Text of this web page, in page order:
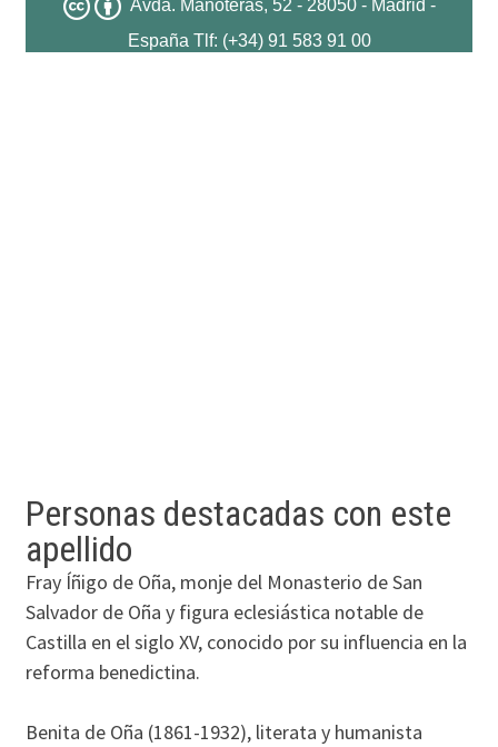
Personas destacadas con este
apellido
Fray Íñigo de Oña, monje del Monasterio de San
Salvador de Oña y figura eclesiástica notable de
Castilla en el siglo XV, conocido por su influencia en la
reforma benedictina.
Benita de Oña (1861-1932), literata y humanista